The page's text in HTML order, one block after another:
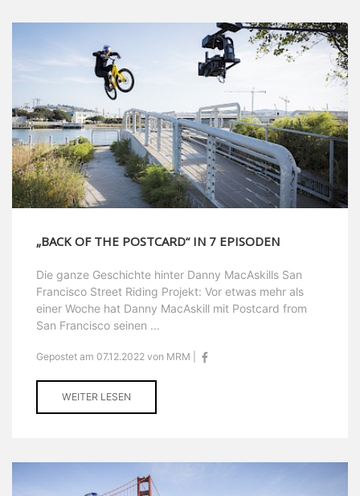
„BACK OF THE POSTCARD“ IN 7 EPISODEN
Die ganze Geschichte hinter Danny MacAskills San
Francisco Street Riding Projekt: Vor etwas mehr als
einer Woche hat Danny MacAskill mit Postcard from
San Francisco seinen ...
Gepostet am 07.12.2022 von MRM |
WEITER LESEN